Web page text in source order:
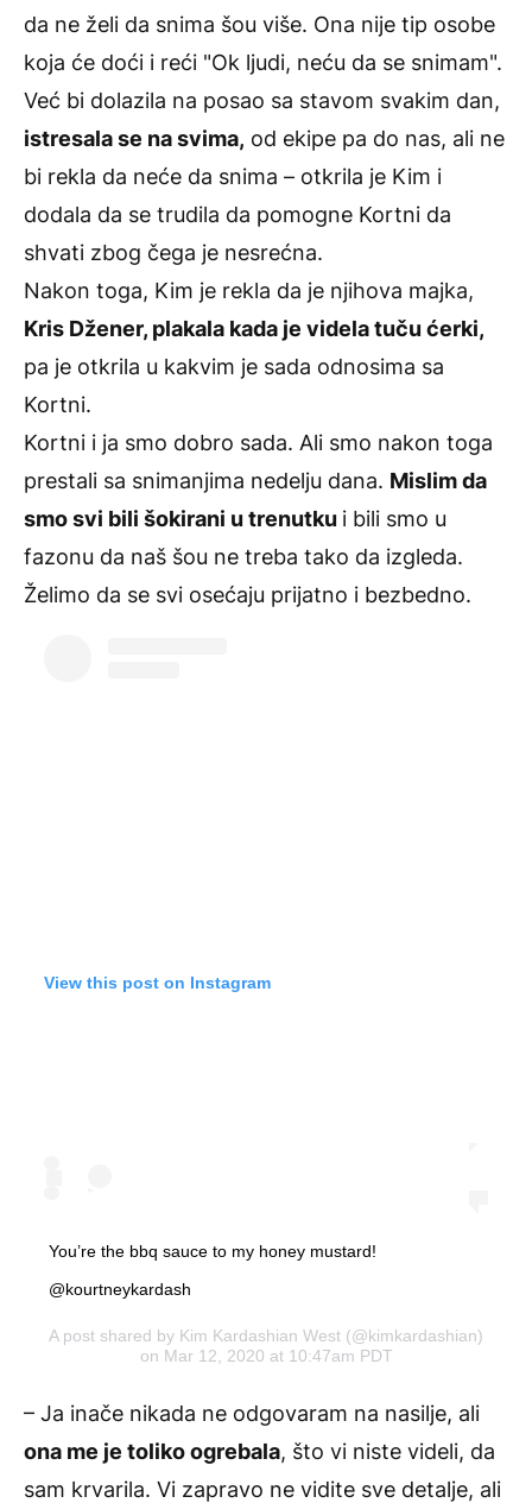
da ne želi da snima šou više. Ona nije tip osobe
koja će doći i reći "Ok ljudi, neću da se snimam".
Već bi dolazila na posao sa stavom svakim dan,
istresala se na svima, od ekipe pa do nas, ali ne
bi rekla da neće da snima – otkrila je Kim i
dodala da se trudila da pomogne Kortni da
shvati zbog čega je nesrećna.
Nakon toga, Kim je rekla da je njihova majka,
Kris Džener, plakala kada je videla tuču ćerki,
pa je otkrila u kakvim je sada odnosima sa
Kortni.
Kortni i ja smo dobro sada. Ali smo nakon toga
prestali sa snimanjima nedelju dana. Mislim da
smo svi bili šokirani u trenutku i bili smo u
fazonu da naš šou ne treba tako da izgleda.
Želimo da se svi osećaju prijatno i bezbedno.
View this post on Instagram
You’re the bbq sauce to my honey mustard!
@kourtneykardash
A post shared by Kim Kardashian West (@kimkardashian)
on Mar 12, 2020 at 10:47am PDT
– Ja inače nikada ne odgovaram na nasilje, ali
ona me je toliko ogrebala, što vi niste videli, da
sam krvarila. Vi zapravo ne vidite sve detalje, ali